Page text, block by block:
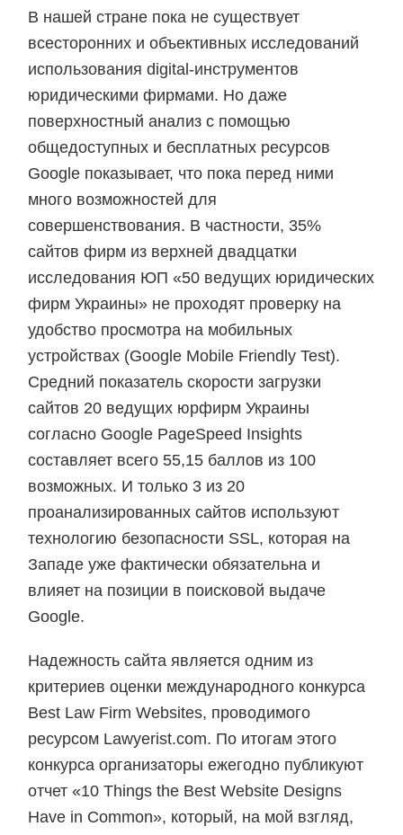
В нашей стране пока не существует
всесторонних и объективных исследований
использования digital-инструментов
юридическими фирмами. Но даже
поверхностный анализ с помощью
общедоступных и бесплатных ресурсов
Google показывает, что пока перед ними
много возможностей для
совершенствования. В частности, 35%
сайтов фирм из верхней двадцатки
исследования ЮП «50 ведущих юридических
фирм Украины» не проходят проверку на
удобство просмотра на мобильных
устройствах (Google Mobile Friendly Test).
Средний показатель скорости загрузки
сайтов 20 ведущих юрфирм Украины
согласно Google PageSpeed Insights
составляет всего 55,15 баллов из 100
возможных. И только 3 из 20
проанализированных сайтов используют
технологию безопасности SSL, которая на
Западе уже фактически обязательна и
влияет на позиции в поисковой выдаче
Google.
Надежность сайта является одним из
критериев оценки международного конкурса
Best Law Firm Websites, проводимого
ресурсом Lawyerist.com. По итогам этого
конкурса организаторы ежегодно публикуют
отчет «10 Things the Best Website Designs
Have in Common», который, на мой взгляд,